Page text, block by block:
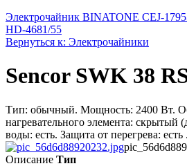
Электрочайник BINATONE CEJ-1795
HD-4681/55
Вернуться к: Электрочайники
Sencor SWK 38
Тип: обычный. Мощность: 2400 Вт.
нагревательного элемента: скрытый
воды: есть. Защита от перегрева: есть
Описание Тип